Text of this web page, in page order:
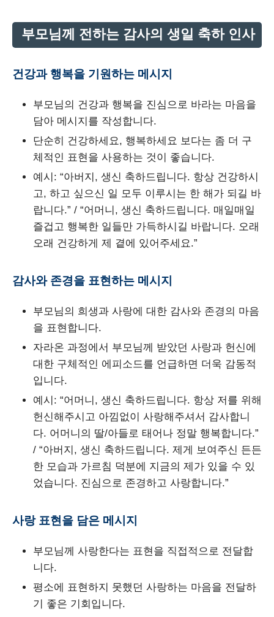
부모님께 전하는 감사의 생일 축하 인사
건강과 행복을 기원하는 메시지
부모님의 건강과 행복을 진심으로 바라는 마음을
담아 메시지를 작성합니다.
단순히 건강하세요, 행복하세요 보다는 좀 더 구
체적인 표현을 사용하는 것이 좋습니다.
예시: “아버지, 생신 축하드립니다. 항상 건강하시
고, 하고 싶으신 일 모두 이루시는 한 해가 되길 바
랍니다.” / “어머니, 생신 축하드립니다. 매일매일
즐겁고 행복한 일들만 가득하시길 바랍니다. 오래
오래 건강하게 제 곁에 있어주세요.”
감사와 존경을 표현하는 메시지
부모님의 희생과 사랑에 대한 감사와 존경의 마음
을 표현합니다.
자라온 과정에서 부모님께 받았던 사랑과 헌신에
대한 구체적인 에피소드를 언급하면 더욱 감동적
입니다.
예시: “어머니, 생신 축하드립니다. 항상 저를 위해
헌신해주시고 아낌없이 사랑해주셔서 감사합니
다. 어머니의 딸/아들로 태어나 정말 행복합니다.”
/ “아버지, 생신 축하드립니다. 제게 보여주신 든든
한 모습과 가르침 덕분에 지금의 제가 있을 수 있
었습니다. 진심으로 존경하고 사랑합니다.”
사랑 표현을 담은 메시지
부모님께 사랑한다는 표현을 직접적으로 전달합
니다.
평소에 표현하지 못했던 사랑하는 마음을 전달하
기 좋은 기회입니다.